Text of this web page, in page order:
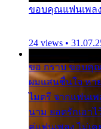
ขอบคุณแฟนเพลง
24 views •
ขอ กราบ ขอบคุ
ผมแสนชื่นใจ หาย
ไมตรี จากแฟนเ
นาม ยอดรักเอาไ
คู่แฟนเพลง ไม่เ